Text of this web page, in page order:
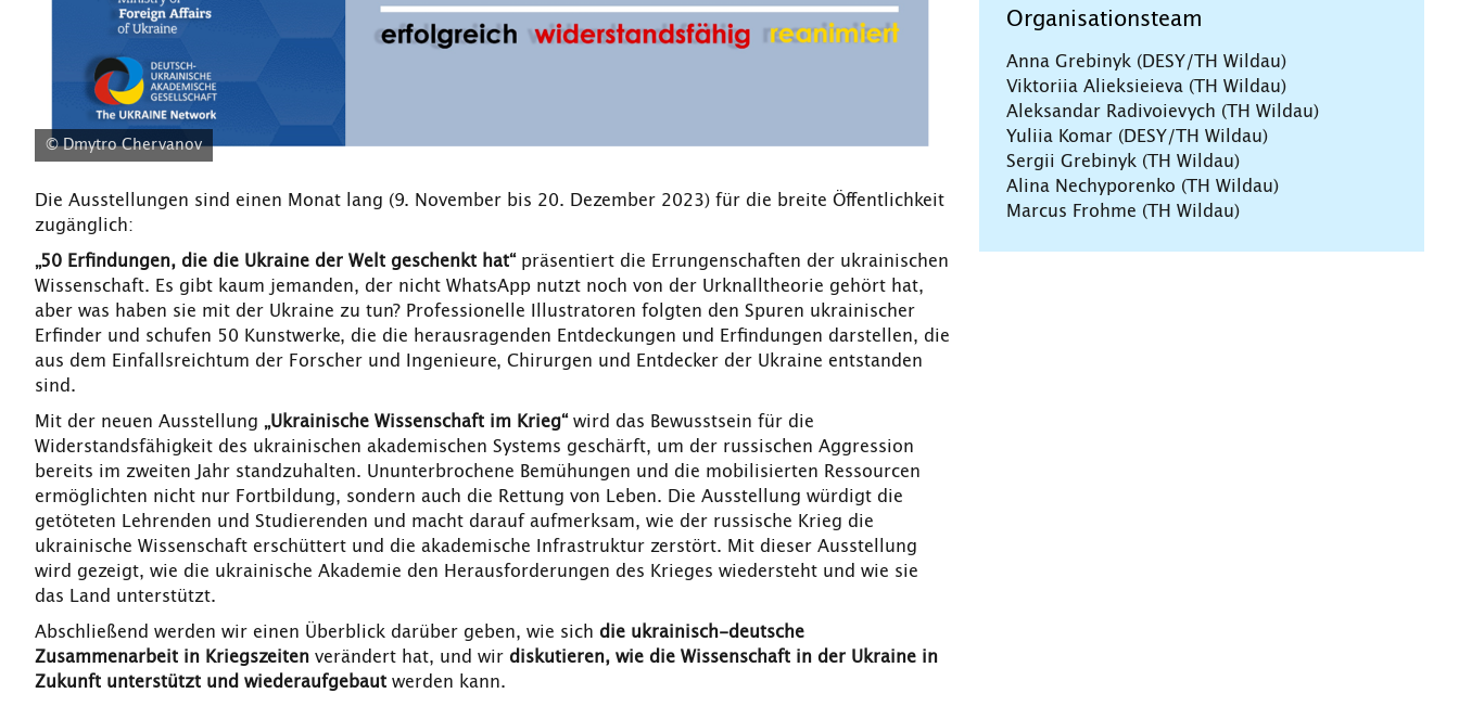
© Dmytro Chervanov
Die Ausstellungen sind einen Monat lang (9. November bis 20. Dezember 2023) für die breite Öffentlichkeit
zugänglich:
„50 Erfindungen, die die Ukraine der Welt geschenkt hat“präsentiert die Errungenschaften der ukrainischen
Wissenschaft. Es gibt kaum jemanden, der nicht WhatsApp nutzt noch von der Urknalltheorie gehört hat,
aber was haben sie mit der Ukraine zu tun? Professionelle Illustratoren folgten den Spuren ukrainischer
Erfinder und schufen 50 Kunstwerke, die die herausragenden Entdeckungen und Erfindungen darstellen, die
aus dem Einfallsreichtum der Forscher und Ingenieure, Chirurgen und Entdecker der Ukraine entstanden
sind.
Mit der neuen Ausstellung „Ukrainische Wissenschaft im Krieg“wird das Bewusstsein für die
Widerstandsfähigkeit des ukrainischen akademischen Systems geschärft, um der russischen Aggression
bereits im zweiten Jahr standzuhalten. Ununterbrochene Bemühungen und die mobilisierten Ressourcen
ermöglichten nicht nur Fortbildung, sondern auch die Rettung von Leben. Die Ausstellung würdigt die
getöteten Lehrenden und Studierenden und macht darauf aufmerksam, wie der russische Krieg die
ukrainische Wissenschaft erschüttert und die akademische Infrastruktur zerstört. Mit dieser Ausstellung
wird gezeigt, wie die ukrainische Akademie den Herausforderungen des Krieges wiedersteht und wie sie
das Land unterstützt.
Abschließend werden wir einen Überblick darüber geben, wie sich die ukrainisch-deutsche
Zusammenarbeit in Kriegszeiten verändert hat, und wir diskutieren, wie die Wissenschaft in der Ukraine in
Zukunft unterstützt und wiederaufgebaut werden kann.
Organisationsteam
Anna Grebinyk (DESY/TH Wildau)
Viktoriia Alieksieieva (TH Wildau)
Aleksandar Radivoievych (TH Wildau)
Yuliia Komar (DESY/TH Wildau)
Sergii Grebinyk (TH Wildau)
Alina Nechyporenko (TH Wildau)
Marcus Frohme (TH Wildau)